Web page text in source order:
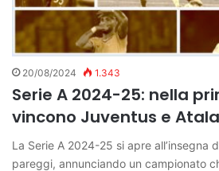
20/08/2024 1.343
Serie A 2024-25: nella
vincono Juventus e
La Serie A 2024-25 si apre all’insegna
pareggi, annunciando un campionato